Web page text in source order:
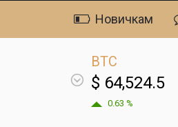
Новичкам
BTC
$ 64,524.5
0.63 %